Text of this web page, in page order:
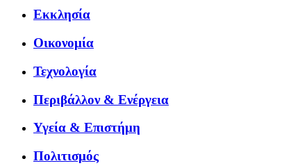
Εκκλησία
Οικονομία
Τεχνολογία
Περιβάλλον & Ενέργεια
Υγεία & Επιστήμη
Πολιτισμός